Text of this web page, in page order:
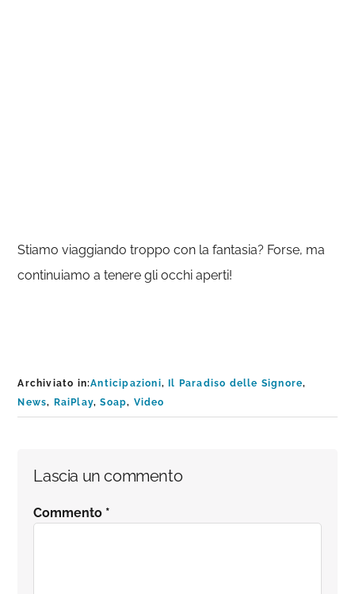
Stiamo viaggiando troppo con la fantasia? Forse, ma
continuiamo a tenere gli occhi aperti!
Archiviato in:Anticipazioni, Il Paradiso delle Signore,
News, RaiPlay,Soap, Video
Interazioni
del
Lascia un commento
Commento *